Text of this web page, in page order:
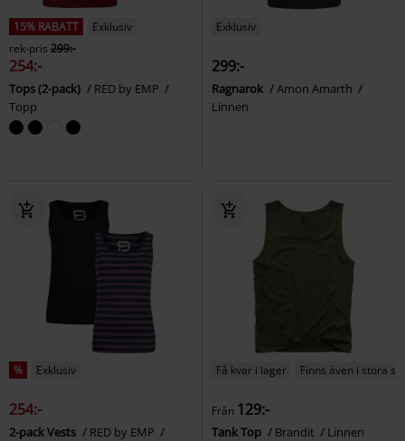
15% RABATT
Exklusiv
rek-pris 299:-
254:-
Tops (2-pack)
RED by EMP
Topp
Exklusiv
299:-
Ragnarok
Amon Amarth
Linnen
% Exklusiv
254:-
2-pack Vests
RED by EMP
Få kvar i lager Finns även i stora
Från 129:-
Tank Top Brandit Linnen